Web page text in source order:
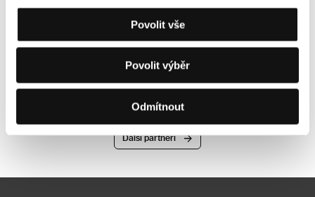
Povolit vše
Povolit výběr
Odmítnout
Další partneři